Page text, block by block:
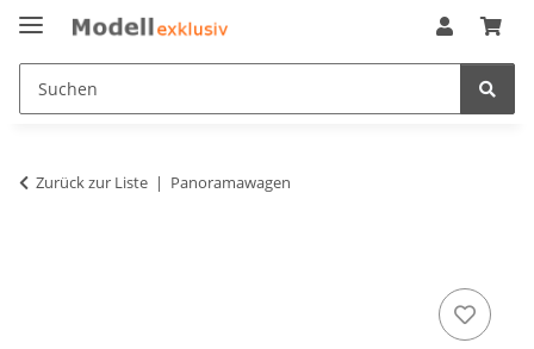
Zurück zur Liste Panoramawagen